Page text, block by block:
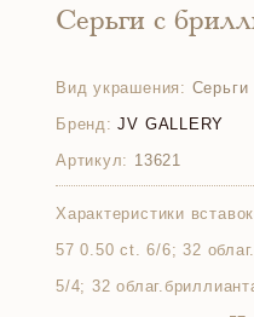
Серьги с
Вид украшения: Серьги
Бренд: JV GALLERY
Артикул: 13621
Характеристики
57 0.50 ct. 6/6; 32
5/4; 32